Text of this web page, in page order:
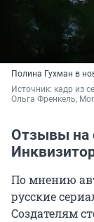
Полина Гухман в
Источник: кадр из
Ольга Френкель,
Отзывы на
По мнению
русские
Создателям